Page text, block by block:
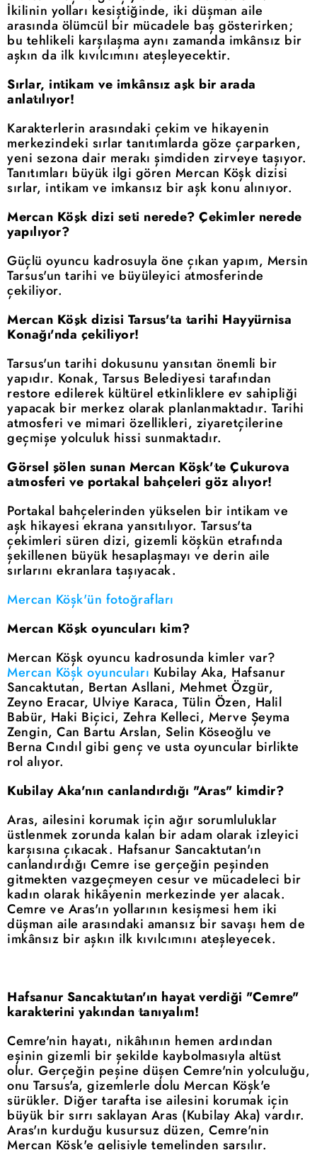
İkilinin yolları kesiştiğinde, iki düşman aile
arasında ölümcül bir mücadele baş gösterirken;
bu tehlikeli karşılaşma aynı zamanda imkânsız bir
aşkın da ilk kıvılcımını ateşleyecektir.
Sırlar, intikam ve imkânsız aşk bir arada
anlatılıyor!
Karakterlerin arasındaki çekim ve hikayenin
merkezindeki sırlar tanıtımlarda göze çarparken,
yeni sezona dair merakı şimdiden zirveye taşıyor.
Tanıtımları büyük ilgi gören Mercan Köşk dizisi
sırlar, intikam ve imkansız bir aşk konu alınıyor.
Mercan Köşk dizi seti nerede? Çekimler nerede
yapılıyor?
Güçlü oyuncu kadrosuyla öne çıkan yapım, Mersin
Tarsus'un tarihi ve büyüleyici atmosferinde
çekiliyor.
Mercan Köşk dizisi Tarsus'ta tarihi Hayyürnisa
Konağı'nda çekiliyor!
Tarsus'un tarihi dokusunu yansıtan önemli bir
yapıdır. Konak, Tarsus Belediyesi tarafından
restore edilerek kültürel etkinliklere ev sahipliği
yapacak bir merkez olarak planlanmaktadır. Tarihi
atmosferi ve mimari özellikleri, ziyaretçilerine
geçmişe yolculuk hissi sunmaktadır.
Görsel şölen sunan Mercan Köşk'te Çukurova
atmosferi ve portakal bahçeleri göz alıyor!
Portakal bahçelerinden yükselen bir intikam ve
aşk hikayesi ekrana yansıtılıyor. Tarsus'ta
çekimleri süren dizi, gizemli köşkün etrafında
şekillenen büyük hesaplaşmayı ve derin aile
sırlarını ekranlara taşıyacak.
Mercan Köşk'ün fotoğrafları
Mercan Köşk oyuncuları kim?
Mercan Köşk oyuncu kadrosunda kimler var?
Mercan Köşk oyuncuları Kubilay Aka, Hafsanur
Sancaktutan, Bertan Asllani, Mehmet Özgür,
Zeyno Eracar, Ulviye Karaca, Tülin Özen, Halil
Babür, Haki Biçici, Zehra Kelleci, Merve Şeyma
Zengin, Can Bartu Arslan, Selin Köseoğlu ve
Berna Cındıl gibi genç ve usta oyuncular birlikte
rol alıyor.
Kubilay Aka'nın canlandırdığı "Aras" kimdir?
Aras, ailesini korumak için ağır sorumluluklar
üstlenmek zorunda kalan bir adam olarak izleyici
karşısına çıkacak. Hafsanur Sancaktutan'ın
canlandırdığı Cemre ise gerçeğin peşinden
gitmekten vazgeçmeyen cesur ve mücadeleci bir
kadın olarak hikâyenin merkezinde yer alacak.
Cemre ve Aras'ın yollarının kesişmesi hem iki
düşman aile arasındaki amansız bir savaşı hem de
imkânsız bir aşkın ilk kıvılcımını ateşleyecek.
Hafsanur Sancaktutan'ın hayat verdiği "Cemre"
karakterini yakından tanıyalım!
Cemre'nin hayatı, nikâhının hemen ardından
eşinin gizemli bir şekilde kaybolmasıyla altüst
olur. Gerçeğin peşine düşen Cemre'nin yolculuğu,
onu Tarsus'a, gizemlerle dolu Mercan Köşk'e
sürükler. Diğer tarafta ise ailesini korumak için
büyük bir sırrı saklayan Aras (Kubilay Aka) vardır.
Aras'ın kurduğu kusursuz düzen, Cemre'nin
Mercan Köşk'e gelişiyle temelinden sarsılır.